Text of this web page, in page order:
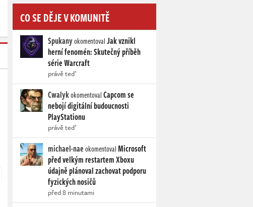
CO SE DĚJE V KOMUNITĚ
SpukanyokomentovalJak vznikl
herní fenomén: Skutečný příběh
série Warcraft
právě teď
CwalykokomentovalCapcom se
nebojí digitální budoucnosti
PlayStationu
právě teď
michael-naeokomentovalMicrosoft
před velkým restartem Xboxu
údajně plánoval zachovat podporu
fyzických nosičů
před 8 minutami